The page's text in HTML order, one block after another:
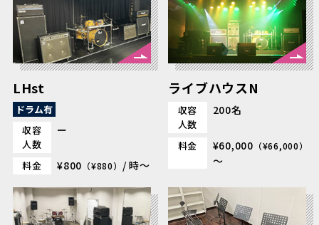
LHst
ドラム有
収容
人数
ー
料金 ¥800 （¥880） / 時～
ライブハウスN
収容
人数
200名
料金 ¥60,000 （¥66,000）
～